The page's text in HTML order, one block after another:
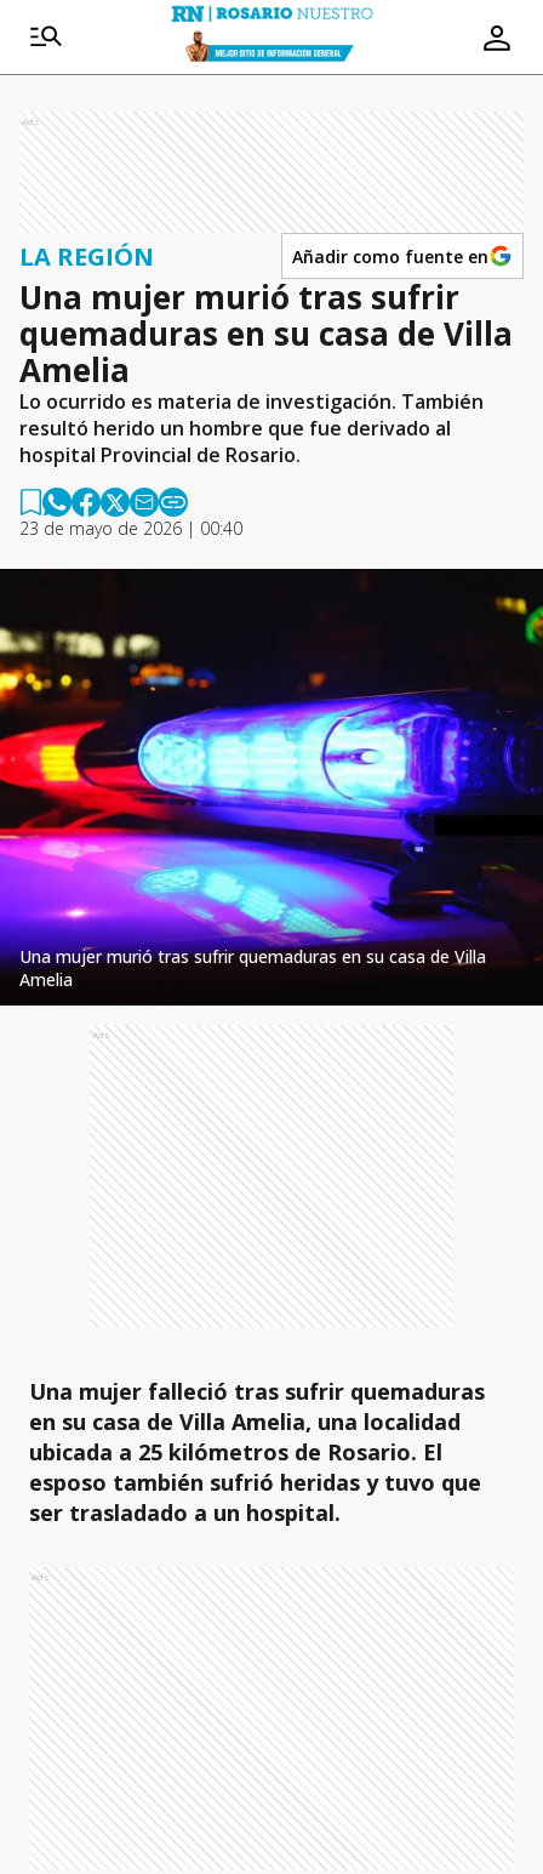
Ads
LA REGIÓN Añadir como fuente en
Una mujer murió tras sufrir
quemaduras en su casa de Villa
Amelia
Lo ocurrido es materia de investigación. También
resultó herido un hombre que fue derivado al
hospital Provincial de Rosario.
23 de mayo de 2026 | 00:40
Una mujer murió tras sufrir quemaduras en su casa de Villa
Amelia
Ads
Una mujer falleció tras sufrir quemaduras
en su casa de Villa Amelia, una localidad
ubicada a 25 kilómetros de Rosario. El
esposo también sufrió heridas y tuvo que
ser trasladado a un hospital.
Ads